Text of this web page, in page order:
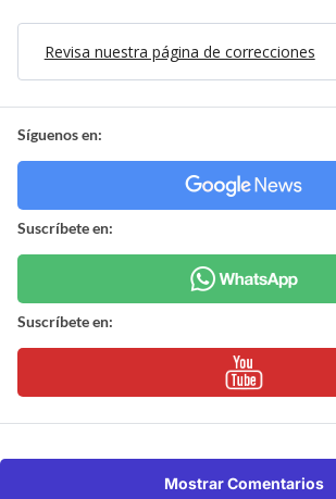
Revisa nuestra página de correcciones
Síguenos en:
Suscríbete en:
Suscríbete en:
Mostrar Comentarios